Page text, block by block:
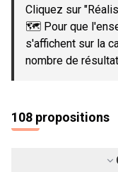
Cliquez sur
🗺️ Pour que
s'affichent sur la
nombre de
108 propositions